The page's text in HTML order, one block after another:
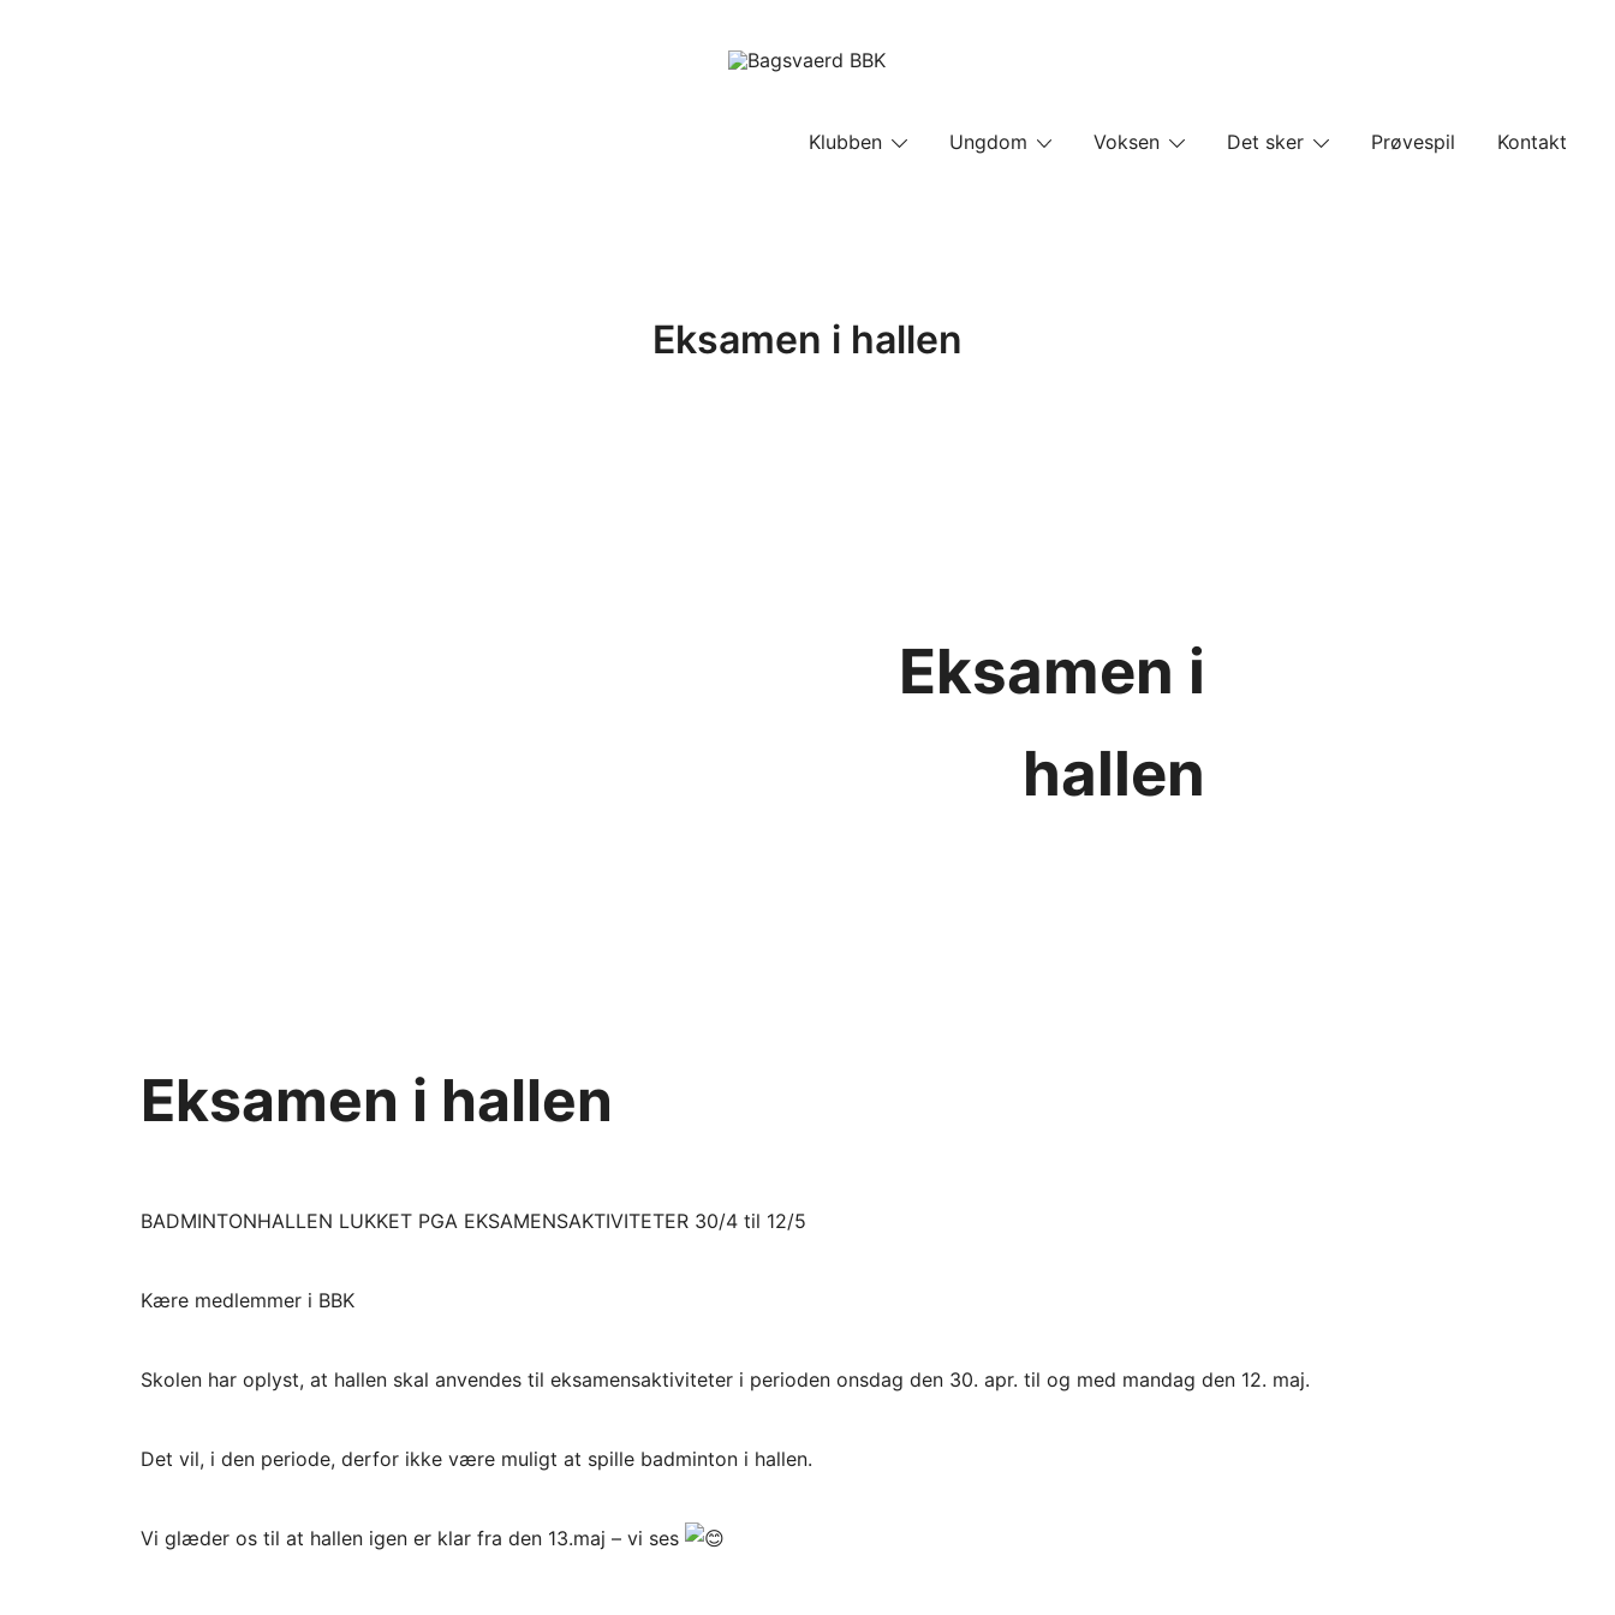
Klubben Ungdom Voksen Det sker Prøvespil Kontakt
Eksamen i hallen
Eksamen i
hallen
Eksamen i hallen
BADMINTONHALLEN LUKKET PGA EKSAMENSAKTIVITETER 30/4 til 12/5
Kære medlemmer i BBK
Skolen har oplyst, at hallen skal anvendes til eksamensaktiviteter i perioden onsdag den 30. apr. til og med mandag den 12. maj.
Det vil, i den periode, derfor ikke være muligt at spille badminton i hallen.
Vi glæder os til at hallen igen er klar fra den 13.maj – vi ses